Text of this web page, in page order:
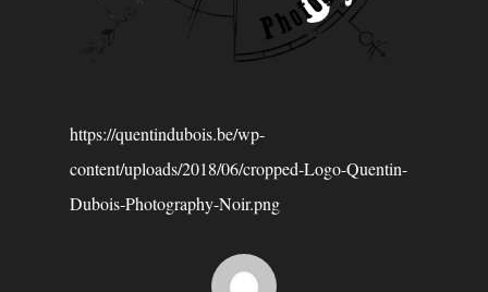
https://quentindubois.be/wp-
content/uploads/2018/06/cropped-Logo-Quentin-
Dubois-Photography-Noir.png